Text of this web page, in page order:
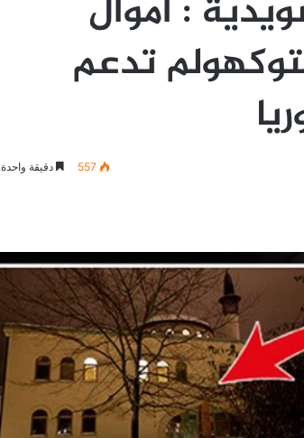
: اموال
تدعم
557 دقيقة واحدة